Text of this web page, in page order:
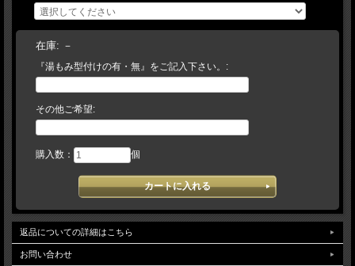
『本格湯もみ型付け』を無料にて加工致します。
【 湯もみ型づけ ご依頼のお客様へ 】
注文の流れ
【お客様/ 『湯もみ型づけ有 と記載して』 商品をカートに入れてご注文】
ールでご連絡致します。 ご不明な場合は電話・メール等でお問い 合わせ下さい】
→【お客様/ご希望事項を記載の上、仕様書を返信】→【当店/確認後、加工を致し
ます】 （加工日数は約10～14日） 【こちらの商品は、実店舗在庫とお取り寄
せで運営しております。 メーカー在庫切れの場合は入荷をお待ちいただくか、キ
ャンセルにて取り扱わせて頂きます。】
予告なく仕様（カラー・刻印・ラベル等）変更になる場合がございます。ご了承下
在庫: －
『湯もみ型付けの有・無』をご記入下さい。:
その他ご希望:
購入数： 個
返品についての詳細はこちら
お問い合わせ